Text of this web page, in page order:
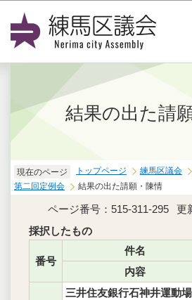
結果の出た請
現在のページ トップページ 練馬区議会
第二回定例会
結果の出た請願・陳情
ページ番号：515-311-295
更
採択したもの
番号
件名
内容
三井住友銀行石神井運動